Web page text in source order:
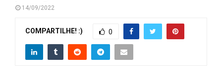
14/09/2022
COMPARTILHE! :) 0